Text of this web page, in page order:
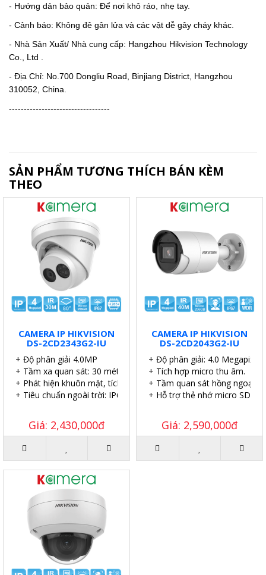
- Hướng dản bảo quản: Để nơi khô ráo, nhẹ tay.
- Cảnh báo: Không đê gân lửa và các vật dễ gây cháy khác.
- Nhà Sản Xuất/ Nhà cung cấp: Hangzhou Hikvision Technology
Co., Ltd .
- Địa Chỉ: No.700 Dongliu Road, Binjiang District, Hangzhou
310052, China.
----------------------------------
SẢN PHẨM TƯƠNG THÍCH BÁN KÈM
THEO
CAMERA IP HIKVISION
DS-2CD2343G2-IU
+ Độ phân giải 4.0MP
+ Tầm xa quan sát: 30 mét.
+ Phát hiện khuôn mặt, tích hợp micro.
+ Tiêu chuẩn ngoài trời: IP67.
Giá: 2,430,000đ
CAMERA IP HIKVISION
DS-2CD2043G2-IU
+ Độ phân giải: 4.0 Megapixel.
+ Tích hợp micro thu âm.
+ Tầm quan sát hồng ngoại:
+ Hỗ trợ thẻ nhớ micro SD
Giá: 2,590,000đ